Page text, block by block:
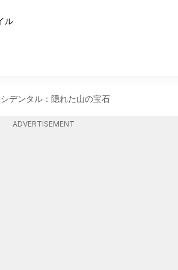
ル
デンタル：隠れた山の宝石
ADVERTISEMENT